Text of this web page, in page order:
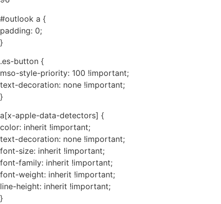
#outlook a {
padding: 0;
}
.es-button {
mso-style-priority: 100 !important;
text-decoration: none !important;
}
a[x-apple-data-detectors] {
color: inherit !important;
text-decoration: none !important;
font-size: inherit !important;
font-family: inherit !important;
font-weight: inherit !important;
line-height: inherit !important;
}